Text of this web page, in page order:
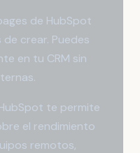
de HubSpot
crear. Puedes
en tu CRM sin
te permite
el rendimiento
remotos,